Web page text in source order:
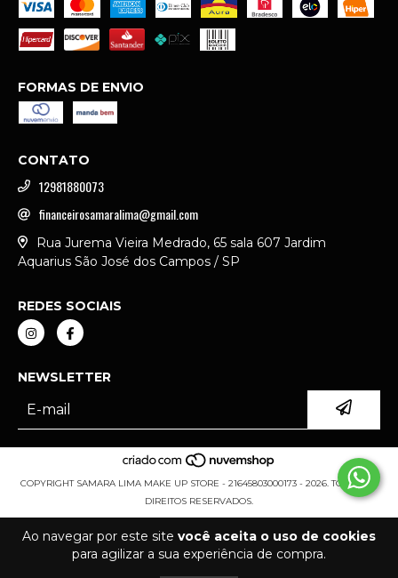
Ao navegar por este site você aceita o uso de cookies
para agilizar a sua experiência de compra.
FORMAS DE ENVIO
CONTATO
12981880073
financeirosamaralima@gmail.com
Rua Jurema Vieira Medrado, 65 sala 607 Jardim
Aquarius São José dos Campos / SP
REDES SOCIAIS
NEWSLETTER
COPYRIGHT SAMARA LIMA MAKE UP STORE - 21645803000173 - 2026. TODOS OS
DIREITOS RESERVADOS.